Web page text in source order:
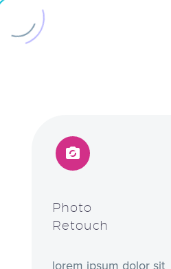


Photo
Retouch
lorem ipsum dolor sit